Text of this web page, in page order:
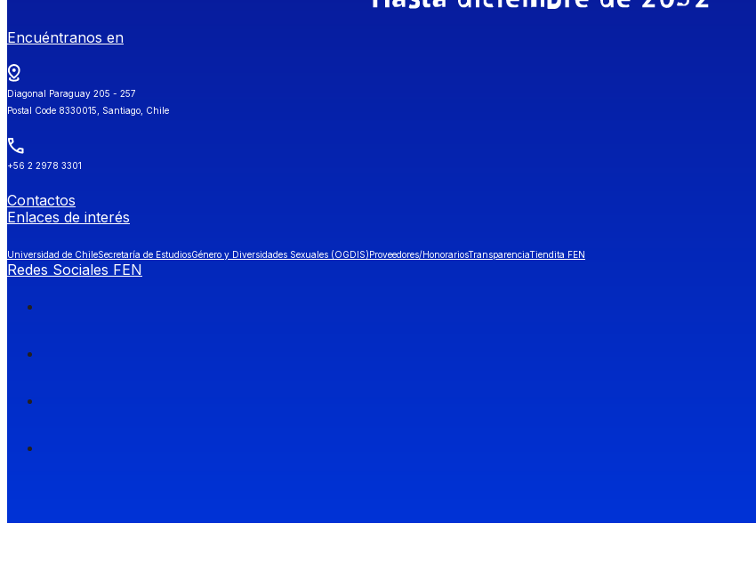
Encuéntranos en
Diagonal Paraguay 205 - 257
Postal Code 8330015, Santiago, Chile
+56 2 2978 3301
Contactos
Enlaces de interés
Universidad de ChileSecretaría de EstudiosGénero y Diversidades Sexuales (OGDIS)Proveedores/HonorariosTransparenciaTiendita FEN
Redes Sociales FEN